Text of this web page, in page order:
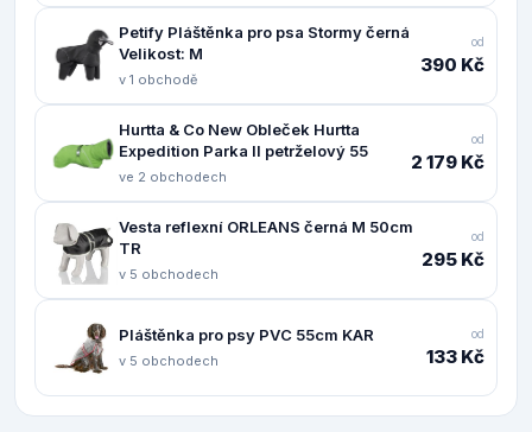
Petify Pláštěnka pro psa Stormy černá
Velikost: M
v 1 obchodě
od
390 Kč
Hurtta & Co New Obleček Hurtta
Expedition Parka II petrželový 55
ve 2 obchodech
od
2 179 Kč
Vesta reflexní ORLEANS černá M 50cm
TR
v 5 obchodech
od
295 Kč
Pláštěnka pro psy PVC 55cm KAR
v 5 obchodech
od
133 Kč